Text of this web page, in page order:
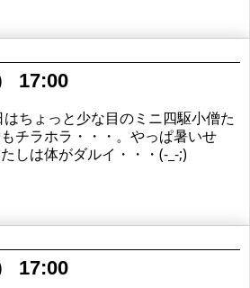
17:00
ちょっと少な目のミニ四駆小僧た
チラホラ・・・。やっぱ暑いせ
しは体がダルイ・・・(-_-;)
17:00